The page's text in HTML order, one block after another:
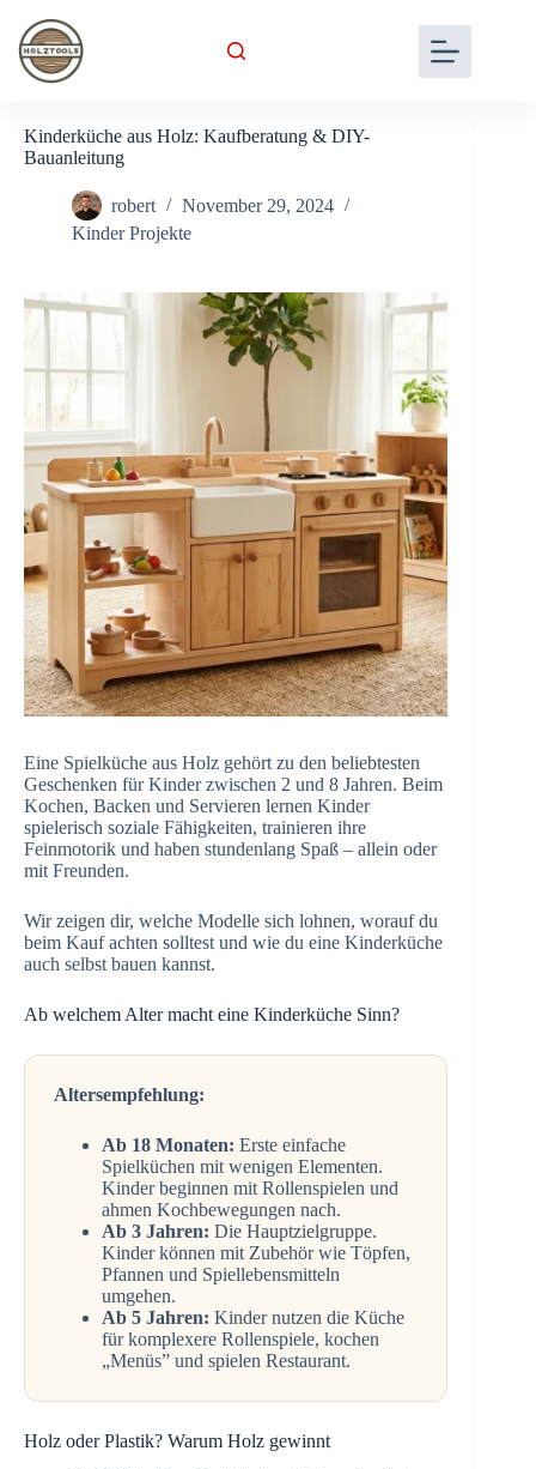
content
Kinderküche aus Holz: Kaufberatung & DIY-
Bauanleitung
robert
November 29, 2024
Kinder Projekte
Eine Spielküche aus Holz gehört zu den beliebtesten
Geschenken für Kinder zwischen 2 und 8 Jahren. Beim
Kochen, Backen und Servieren lernen Kinder
spielerisch soziale Fähigkeiten, trainieren ihre
Feinmotorik und haben stundenlang Spaß – allein oder
mit Freunden.
Wir zeigen dir, welche Modelle sich lohnen, worauf du
beim Kauf achten solltest und wie du eine Kinderküche
auch selbst bauen kannst.
Ab welchem Alter macht eine Kinderküche Sinn?
Altersempfehlung:
Ab 18 Monaten: Erste einfache
Spielküchen mit wenigen Elementen.
Kinder beginnen mit Rollenspielen und
ahmen Kochbewegungen nach.
Ab 3 Jahren: Die Hauptzielgruppe.
Kinder können mit Zubehör wie Töpfen,
Pfannen und Spiellebensmitteln
umgehen.
Ab 5 Jahren: Kinder nutzen die Küche
für komplexere Rollenspiele, kochen
„Menüs” und spielen Restaurant.
Holz oder Plastik? Warum Holz gewinnt